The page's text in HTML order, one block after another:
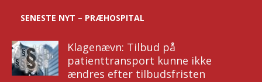
SENESTE NYT – PRÆHOSPITAL
Klagenævn: Tilbud på
patienttransport kunne ikke
ændres efter tilbudsfristen